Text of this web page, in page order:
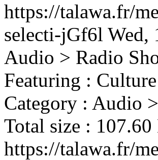
https://talawa.fr/
selecti-jGf6l Wed,
Audio > Radio
Featuring :
Category : Audio
Total size :
https://talawa.fr/